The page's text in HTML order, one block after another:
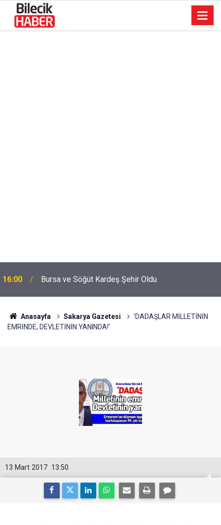
16:00 Bursa ve Söğüt Kardeş Şehir Oldu
Anasayfa Sakarya Gazetesi
'DADAŞLAR MİLLETİNİN
EMRİNDE, DEVLETİNİN YANINDA!'
13:50
13 Mart 2017